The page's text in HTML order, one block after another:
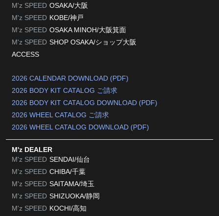
M'z SPEED OSAKA/大阪
M'z SPEED KOBE/神戸
M'z SPEED OSAKA MINOH/大阪箕面
M'z SPEED SHOP OSAKA/ショップ大阪
ACCESS
2026 CALENDAR DOWNLOAD (PDF)
2026 BODY KIT CATALOG ご請求
2026 BODY KIT CATALOG DOWNLOAD (PDF)
2026 WHEEL CATALOG ご請求
2026 WHEEL CATALOG DOWNLOAD (PDF)
M'z DEALER
M'z SPEED SENDAI/仙台
M'z SPEED CHIBA/千葉
M'z SPEED SAITAMA/埼玉
M'z SPEED SHIZUOKA/静岡
M'z SPEED KOCHI/高知